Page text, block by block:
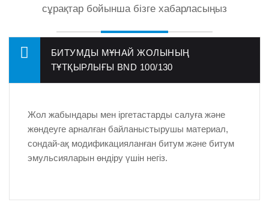
сұрақтар бойынша бізге хабарласыңыз
БИТУМДЫ МҰНАЙ ЖОЛЫНЫҢ
ТҰТҚЫРЛЫҒЫ BND 100/130
Жол жабындары мен іргетастарды салуға және
жөндеуге арналған байланыстырушы материал,
сондай-ақ модификацияланған битум және битум
эмульсияларын өндіру үшін негіз.